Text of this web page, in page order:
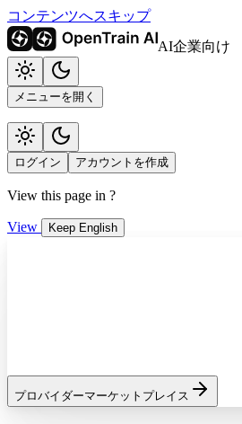
コンテンツへスキップ
AI企業向け
メニューを開く
ログイン アカウントを作成
View this page in ?
View Keep English
プロバイダーマーケットプレイス